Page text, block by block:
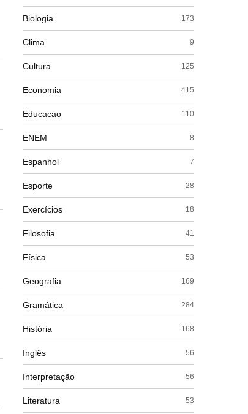
Biologia 173
Clima 9
Cultura 125
Economia 415
Educacao 110
ENEM 8
Espanhol 7
Esporte 28
Exercícios 18
Filosofia 41
Física 53
Geografia 169
Gramática 284
História 168
Inglês 56
Interpretação 56
Literatura 53